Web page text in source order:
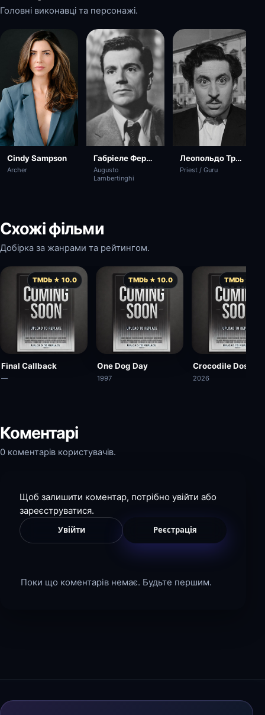
Головні виконавці та персонажі.
Cindy Sampson
Archer
Габріеле Ферцетті
Augusto
Lambertinghi
Леопольдо Трієсте
Priest / Guru
Схожі фільми
Добірка за жанрами та рейтингом.
TMDb ★ 10.0
Final Callback
—
TMDb ★ 10.0
One Dog Day
1997
TMDb ★
Crocodile Dose
2026
Коментарі
0 коментарів користувачів.
Щоб залишити коментар, потрібно увійти або
зареєструватися.
Увійти Реєстрація
Поки що коментарів немає. Будьте першим.